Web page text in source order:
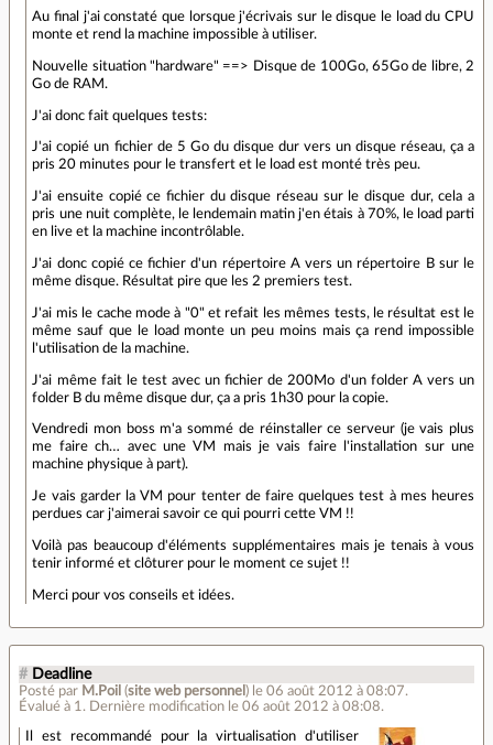
Au final j'ai constaté que lorsque j'écrivais sur le disque le load du CPU
monte et rend la machine impossible à utiliser.
Nouvelle situation "hardware" ==> Disque de 100Go, 65Go de libre, 2
Go de RAM.
J'ai donc fait quelques tests:
J'ai copié un fichier de 5 Go du disque dur vers un disque réseau, ça a
pris 20 minutes pour le transfert et le load est monté très peu.
J'ai ensuite copié ce fichier du disque réseau sur le disque dur, cela a
pris une nuit complète, le lendemain matin j'en étais à 70%, le load parti
en live et la machine incontrôlable.
J'ai donc copié ce fichier d'un répertoire A vers un répertoire B sur le
même disque. Résultat pire que les 2 premiers test.
J'ai mis le cache mode à "0" et refait les mêmes tests, le résultat est le
même sauf que le load monte un peu moins mais ça rend impossible
l'utilisation de la machine.
J'ai même fait le test avec un fichier de 200Mo d'un folder A vers un
folder B du même disque dur, ça a pris 1h30 pour la copie.
Vendredi mon boss m'a sommé de réinstaller ce serveur (je vais plus
me faire ch… avec une VM mais je vais faire l'installation sur une
machine physique à part).
Je vais garder la VM pour tenter de faire quelques test à mes heures
perdues car j'aimerai savoir ce qui pourri cette VM !!
Voilà pas beaucoup d'éléments supplémentaires mais je tenais à vous
tenir informé et clôturer pour le moment ce sujet !!
Merci pour vos conseils et idées.
# Deadline
Posté par M.Poil (site web personnel ) le 06 août 2012 à 08:07.
Évalué à 1 . Dernière modification le 06 août 2012 à 08:08.
Il est recommandé pour la virtualisation d'utiliser